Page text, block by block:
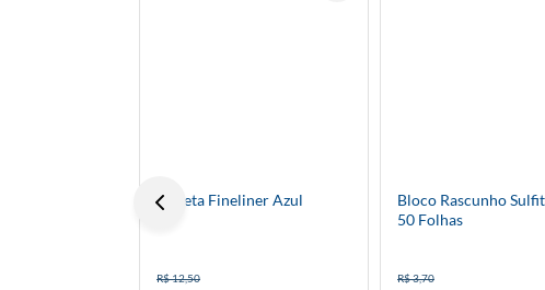
Caneta Fineliner Azul
R$ 12,50
Bloco Rascunho
50 Folhas
R$ 3,70